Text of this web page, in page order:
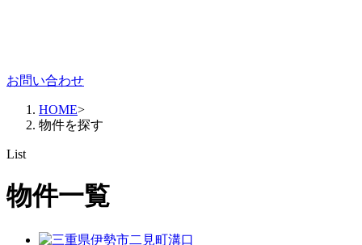
お問い合わせ
HOME>
物件を探す
List
物件一覧